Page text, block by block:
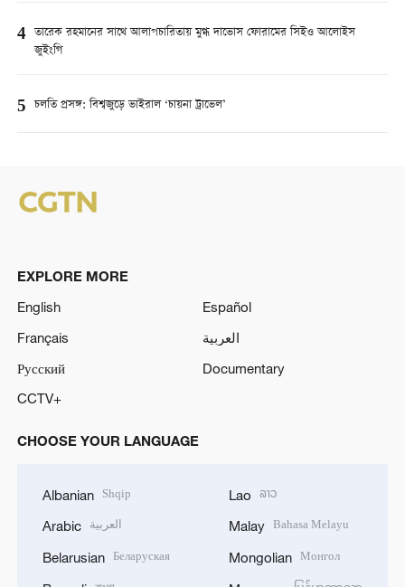
4 তারেক রহমানের সাথে আলাপচারিতায় মুগ্ধ দাভোস ফোরামের সিইও আলোইস
জুইংগি
5 চলতি প্রসঙ্গ: বিশ্বজুড়ে ভাইরাল ‘চায়না ট্রাভেল’
EXPLORE MORE
English
Español
Français
العربية
Русский
Documentary
CCTV+
CHOOSE YOUR LANGUAGE
Albanian Shqip
Arabic العربية
Belarusian Беларуская
Lao ລາວ
Malay Bahasa Melayu
Mongolian Монгол